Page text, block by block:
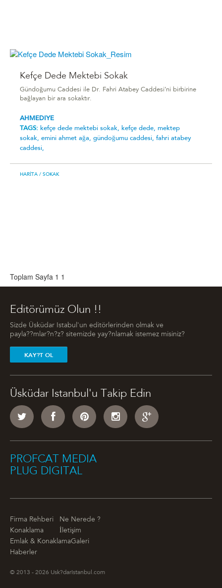
Kefçe Dede Mektebi Sokak
Gündoğumu Caddesi ile Dr. Fahri Atabey Caddesi’ni birbirine
bağlayan bir ara sokaktır.
AHMEDIYE
TAGS: kefçe dede mektebi sokak, kefçe dede, mektep
sokak, emini ahmet ağa, gündoğumu caddesi, fahri atabey
caddesi,
HARITA / SOKAK
Toplam Sayfa 1 1
Editörümüz Olun !!
Sizde Üsküdar Istabul'un editörlerinden olmak ve
payla??mlar?n?z? sitemizde yay?nlamak istemez misiniz?
KAY?T OL
Üsküdar Istanbul'u Takip Edin
PROFCAT MEDIA
PLUG DIGITAL
Firma Rehberi
Ne Nerede ?
Konaklama
İletişim
Emlak & KonaklamaGaleri
Haberler
© 2013 - 2026 Usk?darIstanbul.com